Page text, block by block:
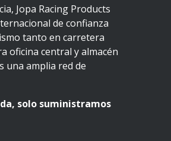
Jopa Racing Products
de confianza
tanto en carretera
oficina central y almacén
una amplia red de
solo suministramos